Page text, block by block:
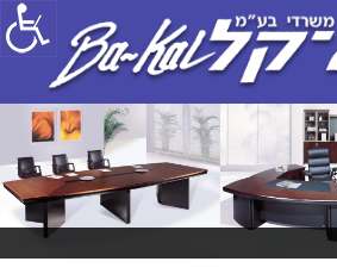
ב
א
-
ק
ל
|
B
a
-
K
a
l